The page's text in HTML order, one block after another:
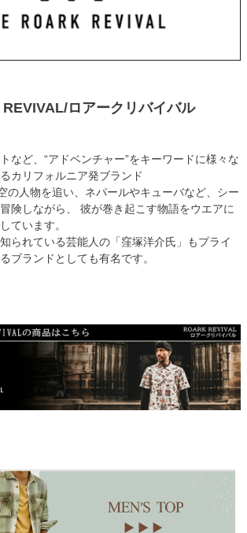
ロアークリバイバル
など、“アドベンチャー”をキーワードに様々な
カリフォルニア発ブランド
の人物を追い、ネパールやキューバなど、シー
険しながら、 彼が巻き起こす物語をウエアに
ています。
られている芸能人の「窪塚洋介氏」もプライ
ブランドとしても有名です。